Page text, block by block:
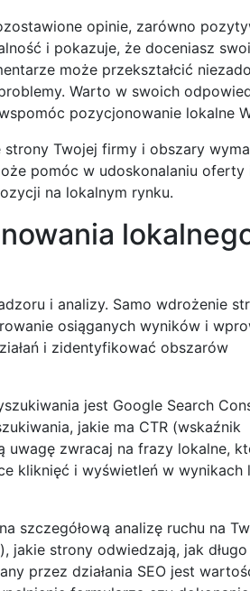
opinie, zarówno
i pokazuje, że doceniasz
może przekształcić
Warto w swoich
pozycjonowanie lokalne
Twojej firmy i obszary
pomóc w udoskonalaniu oferty
na lokalnym rynku.
i analizy. Samo wdrożenie
osiąganych wyników i
i zidentyfikować obszarów
jest Google Search
jakie ma CTR (wskaźnik
zwracaj na frazy lokalne,
kliknięć i wyświetleń w wynikach
szczegółową analizę ruchu na
jakie strony odwiedzają, jak
przez działania SEO jest